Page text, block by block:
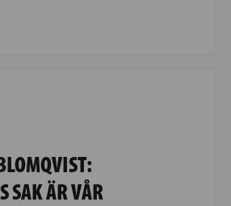
SAK ÄR VÅR